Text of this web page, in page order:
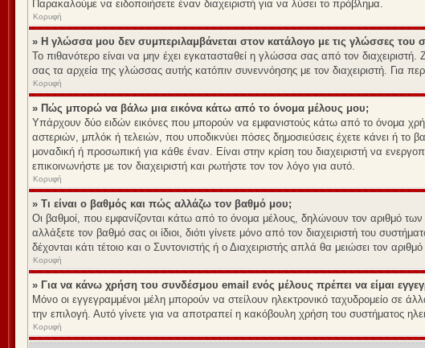
Παρακαλούμε να ειδοποιήσετε έναν διαχειριστή για να λύσει το πρόβλημα.
Κορυφή
» Η γλώσσα μου δεν συμπεριλαμβάνεται στον κατάλογο με τις γλώσσες του
Το πιθανότερο είναι να μην έχει εγκατασταθεί η γλώσσα σας από τον
σας τα αρχεία της γλώσσας αυτής κατόπιν συνεννόησης με τον διαχειριστή. Για
Κορυφή
» Πώς μπορώ να βάλω μια εικόνα κάτω από το όνομα μέλους μου;
Υπάρχουν δύο ειδών εικόνες που μπορούν να εμφανιστούς κάτω από το όνομα
αστεριών, μπλόκ ή τελειών, που υποδικνύει πόσες δημοσιεύσεις έχετε κάνει ή
μοναδική ή προσωπική για κάθε έναν. Είναι στην κρίση του διαχειριστή να
επικοινωνήστε με τον διαχειριστή και ρωτήστε τον τον λόγο για αυτό.
Κορυφή
» Τι είναι ο βαθμός και πώς αλλάζω τον βαθμό μου;
Οι βαθμοί, που εμφανίζονται κάτω από το όνομα μέλους, δηλώνουν τον αριθμό των
αλλάξετε τον βαθμό σας οι ίδιοι, διότι γίνετε μόνο από τον διαχειριστή του
δέχονται κάτι τέτοιο και ο Συντονιστής ή ο Διαχειριστής απλά θα μειώσει τον
Κορυφή
» Για να κάνω χρήση του συνδέσμου email ενός μέλους πρέπει να είμαι
Μόνο οι εγγεγραμμένοι μέλη μπορούν να στείλουν ηλεκτρονικό ταχυδρομείο σε
την επιλογή. Αυτό γίνετε για να αποτραπεί η κακόβουλη χρήση του συστήματος
Κορυφή